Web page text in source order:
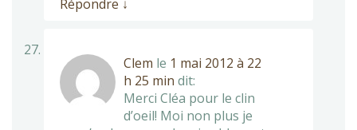
Répondre ↓
Clem le 1 mai 2012 à 22
h 25 min dit:
Merci Cléa pour le clin
d’oeil! Moi non plus je